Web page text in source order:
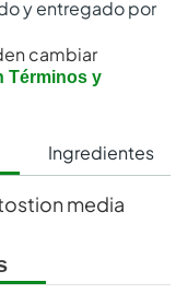
y entregado por
cambiar
Términos y
Ingredientes
media